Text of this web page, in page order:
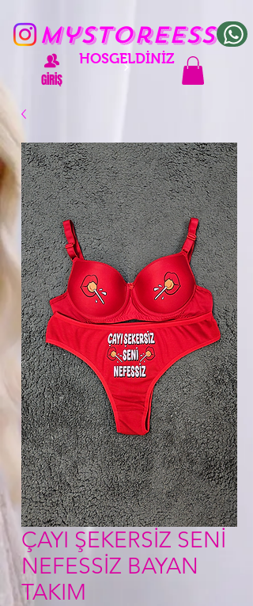
HOŞGELDİNİZ
mystoreess
GİRİŞ
ÇAYI ŞEKERSİZ SENİ
NEFESSİZ BAYAN
TAKIM